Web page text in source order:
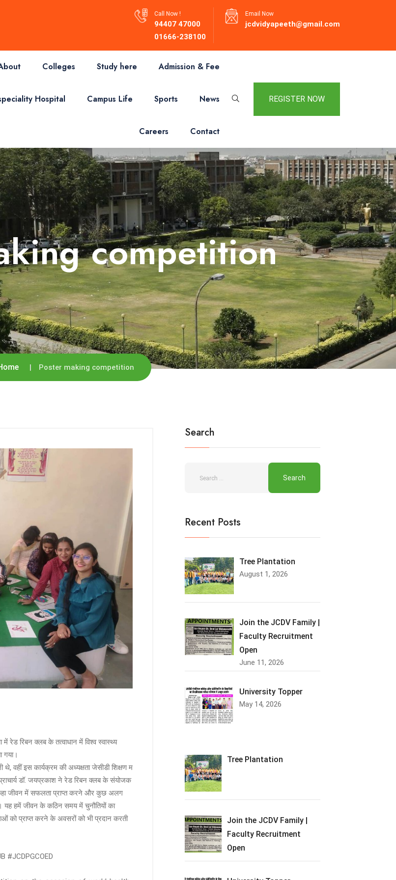
Call Now !
94407 47000
01666-238100
Email Now
jcdvidyapeeth@gmail.com
Colleges Study here Admission & Fee
Hospital Campus Life Sports News
Careers Contact
REGISTER NOW
competition
Poster making competition
रेड रिबन क्लब के तत्वाधान में विश्व स्वास्थ्य
गया।
थे, वहीं इस कार्यक्रम की अध्यक्षता जेसीडी शिक्षण म
डॉ. जयप्रकाश ने रेड रिबन क्लब के संयोजक
कहा जीवन में सफलता प्राप्त करने और कुछ अलग
हमें जीवन के कठिन समय में चुनौतियों का
को प्राप्त करने के अवसरों को भी प्रदान करती
#JCDPGCOED
Search
Recent Posts
Tree Plantation
August 1, 2026
Join the JCDV Family |
Faculty Recruitment
Open
June 11, 2026
University Topper
May 14, 2026
Tree Plantation
Join the JCDV Family |
Faculty Recruitment
Open